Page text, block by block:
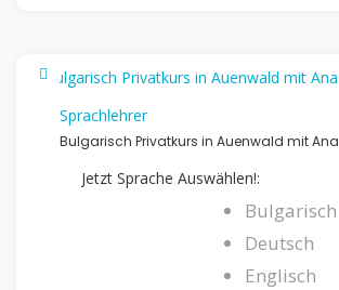
Sprachlehrer
Bulgarisch Privatkurs in Auenwald mit Ana
Jetzt Sprache Auswählen!:
Bulgarisch
Deutsch
Englisch